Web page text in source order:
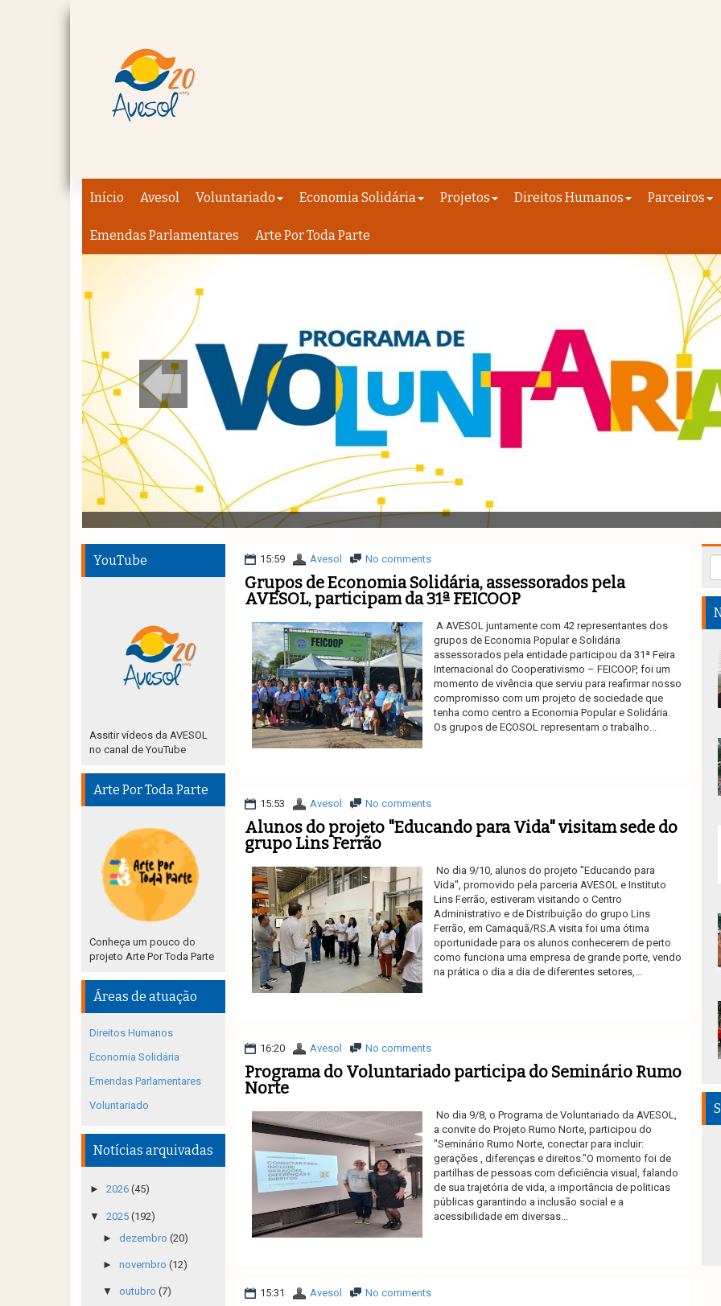
Início Avesol Voluntariado Economia Solidária Projetos Direitos Humanos Parceiros
Emendas Parlamentares Arte Por Toda Parte
15:59 Avesol No comments
Grupos de Economia Solidária, assessorados pela
AVESOL, participam da 31ª FEICOOP
A AVESOL juntamente com 42 representantes dos
grupos de Economia Popular e Solidária
assessorados pela entidade participou da 31ª Feira
Internacional do Cooperativismo – FEICOOP, foi um
momento de vivência que serviu para reafirmar nosso
compromisso com um projeto de sociedade que
tenha como centro a Economia Popular e Solidária.
Os grupos de ECOSOL representam o trabalho...
15:53 Avesol No comments
Alunos do projeto "Educando para Vida" visitam sede do
grupo Lins Ferrão
No dia 9/10, alunos do projeto "Educando para
Vida", promovido pela parceria AVESOL e Instituto
Lins Ferrão, estiveram visitando o Centro
Administrativo e de Distribuição do grupo Lins
Ferrão, em Camaquã/RS.A visita foi uma ótima
oportunidade para os alunos conhecerem de perto
como funciona uma empresa de grande porte, vendo
na prática o dia a dia de diferentes setores,...
16:20 Avesol No comments
Programa do Voluntariado participa do Seminário Rumo
Norte
No dia 9/8, o Programa de Voluntariado da AVESOL,
a convite do Projeto Rumo Norte, participou do
"Seminário Rumo Norte, conectar para incluir:
gerações , diferenças e direitos."O momento foi de
partilhas de pessoas com deficiência visual, falando
de sua trajetória de vida, a importância de politicas
públicas garantindo a inclusão social e a
acessibilidade em diversas...
15:31 Avesol No comments
YouTube
Assitir vídeos da AVESOL
no canal de YouTube
Arte Por Toda Parte
Conheça um pouco do
projeto Arte Por Toda Parte
Áreas de atuação
Direitos Humanos
Economia Solidária
Emendas Parlamentares
Voluntariado
Notícias arquivadas
► 2026 (45)
▼ 2025 (192)
► dezembro (20)
► novembro (12)
▼ outubro (7)